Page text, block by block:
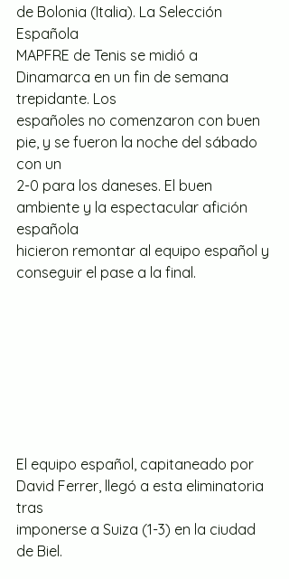
de Bolonia (Italia). La Selección
Española
MAPFRE de Tenis se midió a
Dinamarca en un fin de semana
trepidante. Los
españoles no comenzaron con buen
pie, y se fueron la noche del sábado
con un
2-0 para los daneses. El buen
ambiente y la espectacular afición
española
hicieron remontar al equipo español y
conseguir el pase a la final.
El equipo español, capitaneado por
David Ferrer, llegó a esta eliminatoria
tras
imponerse a Suiza (1-3) en la ciudad
de Biel.